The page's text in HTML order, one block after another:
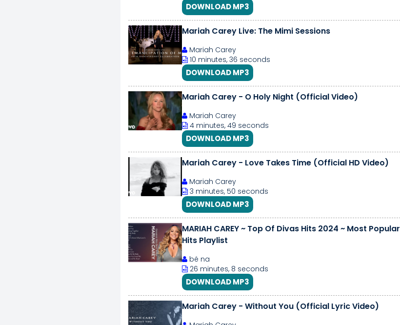
DOWNLOAD MP3
Mariah Carey Live: The Mimi Sessions
Mariah Carey
10 minutes, 36 seconds
DOWNLOAD MP3
Mariah Carey - O Holy Night (Official Video)
Mariah Carey
4 minutes, 49 seconds
DOWNLOAD MP3
Mariah Carey - Love Takes Time (Official HD Video)
Mariah Carey
3 minutes, 50 seconds
DOWNLOAD MP3
MARIAH CAREY ~ Top Of Divas Hits 2024 ~ Most Popular
Hits Playlist
bé na
26 minutes, 8 seconds
DOWNLOAD MP3
Mariah Carey - Without You (Official Lyric Video)